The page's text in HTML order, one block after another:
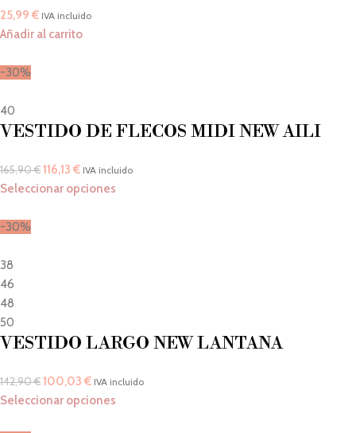
25,99 € IVA incluido
Añadir al carrito
-30%
40
VESTIDO DE FLECOS MIDI NEW AILI
165,90€116,13 € IVA incluido
Seleccionar opciones
-30%
38
46
48
50
VESTIDO LARGO NEW LANTANA
142,90€100,03 € IVA incluido
Seleccionar opciones